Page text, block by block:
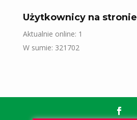
Użytkownicy na stronie
Aktualnie online: 1
W sumie: 321702